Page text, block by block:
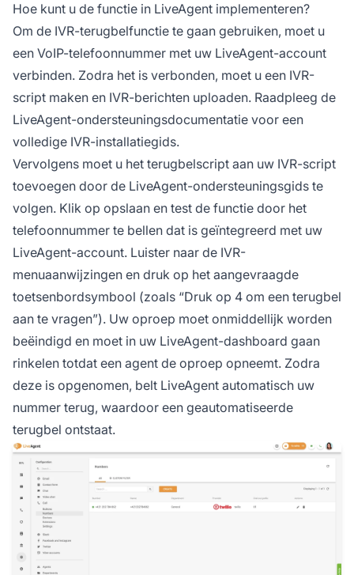
Hoe kunt u de functie in LiveAgent implementeren?
Om de IVR-terugbelfunctie te gaan gebruiken, moet u
een VoIP-telefoonnummer met uw LiveAgent-account
verbinden. Zodra het is verbonden, moet u een IVR-
script maken en IVR-berichten uploaden. Raadpleeg de
LiveAgent-ondersteuningsdocumentatie voor een
volledige IVR-installatiegids.
Vervolgens moet u het terugbelscript aan uw IVR-script
toevoegen door de LiveAgent-ondersteuningsgids te
volgen. Klik op opslaan en test de functie door het
telefoonnummer te bellen dat is geïntegreerd met uw
LiveAgent-account. Luister naar de IVR-
menuaanwijzingen en druk op het aangevraagde
toetsenbordsymbool (zoals “Druk op 4 om een terugbel
aan te vragen”). Uw oproep moet onmiddellijk worden
beëindigd en moet in uw LiveAgent-dashboard gaan
rinkelen totdat een agent de oproep opneemt. Zodra
deze is opgenomen, belt LiveAgent automatisch uw
nummer terug, waardoor een geautomatiseerde
terugbel ontstaat.